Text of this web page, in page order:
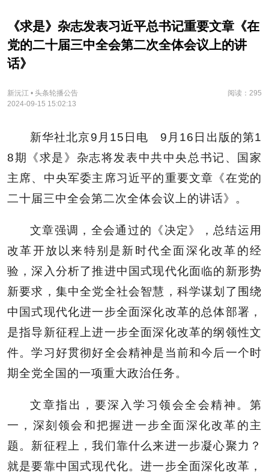
《求是》杂志发表习近平总书记重要文章《在
党的二十届三中全会第二次全体会议上的讲
话》
新沅江 • 头条轮播公告
阅读：295
2024-09-15 15:02:13
新华社北京9月15日电 9月16日出版的第1
8期《求是》杂志将发表中共中央总书记、国家
主席、中央军委主席习近平的重要文章《在党的
二十届三中全会第二次全体会议上的讲话》。
文章强调，全会通过的《决定》，总结运用
改革开放以来特别是新时代全面深化改革的经
验，深入分析了推进中国式现代化面临的新形势
新要求，集中全党全社会智慧，科学谋划了围绕
中国式现代化进一步全面深化改革的总体部署，
是指导新征程上进一步全面深化改革的纲领性文
件。学习好贯彻好全会精神是当前和今后一个时
期全党全国的一项重大政治任务。
文章指出，要深入学习领会全会精神。第
一，深刻领会和把握进一步全面深化改革的主
题。新征程上，我们靠什么来进一步凝心聚力？
就是要靠中国式现代化。进一步全面深化改革，